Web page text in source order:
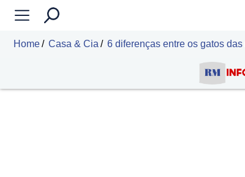
Home Casa & Cia 6 diferenças entre os gatos